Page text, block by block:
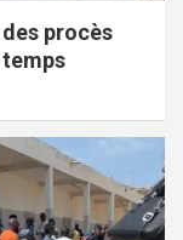
procès